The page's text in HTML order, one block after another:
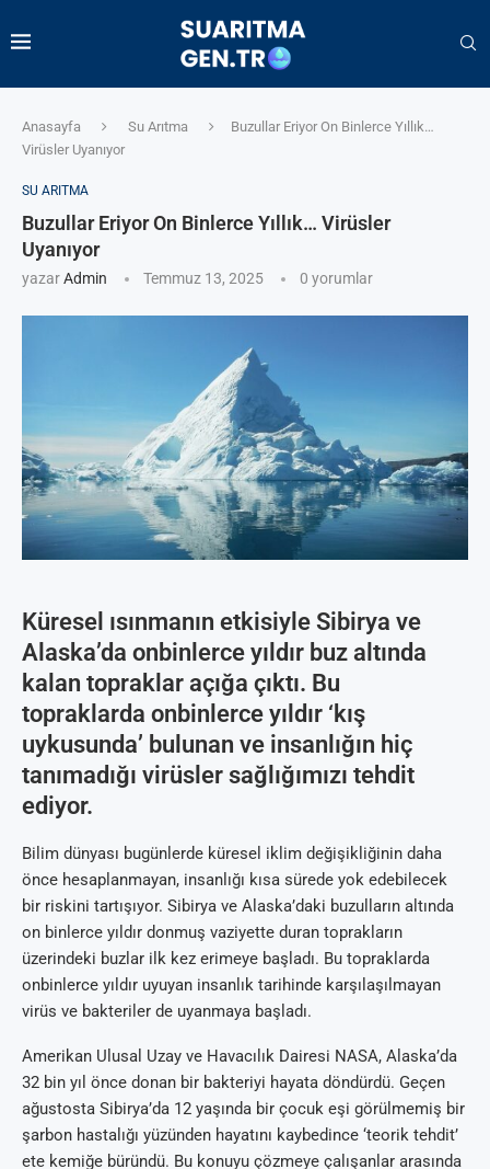
Anasayfa Su Arıtma
Buzullar Eriyor On Binlerce Yıllık…
Virüsler Uyanıyor
SU ARITMA
Buzullar Eriyor On Binlerce Yıllık… Virüsler
Uyanıyor
yazarAdmin Temmuz 13, 2025 0 yorumlar
Küresel ısınmanın etkisiyle Sibirya ve
Alaska’da onbinlerce yıldır buz altında
kalan topraklar açığa çıktı. Bu
topraklarda onbinlerce yıldır ‘kış
uykusunda’ bulunan ve insanlığın hiç
tanımadığı virüsler sağlığımızı tehdit
ediyor.
Bilim dünyası bugünlerde küresel iklim değişikliğinin daha
önce hesaplanmayan, insanlığı kısa sürede yok edebilecek
bir riskini tartışıyor. Sibirya ve Alaska’daki buzulların altında
on binlerce yıldır donmuş vaziyette duran toprakların
üzerindeki buzlar ilk kez erimeye başladı. Bu topraklarda
onbinlerce yıldır uyuyan insanlık tarihinde karşılaşılmayan
virüs ve bakteriler de uyanmaya başladı.
Amerikan Ulusal Uzay ve Havacılık Dairesi NASA, Alaska’da
32 bin yıl önce donan bir bakteriyi hayata döndürdü. Geçen
ağustosta Sibirya’da 12 yaşında bir çocuk eşi görülmemiş bir
şarbon hastalığı yüzünden hayatını kaybedince ‘teorik tehdit’
ete kemiğe büründü. Bu konuyu çözmeye çalışanlar arasında